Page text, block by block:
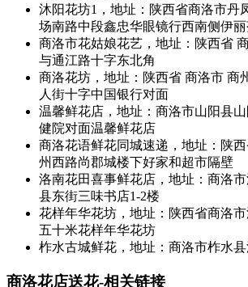
沐阳花坊1，地址：陕西省商洛市丹
场南路中段鑫忠华眼镜行西南侧伊
商洛市花姑娘花艺，地址：陕西省
与通江路十字东北角
商洛花坊，地址：陕西省 商洛市 商
人街十字中国银行对面
温馨鲜花店，地址：商洛市山阳县
健院对面温馨鲜花店
商洛花语鲜花同城速递，地址：陕
州西路尚郡城楼下好家和超市隔壁
洛南花田喜事鲜花店，地址：商洛
县东街三味书店1-2楼
花样年华花坊，地址：陕西省商洛
五十米花样年华花坊
柞水古城鲜花，地址：商洛市柞水
商洛花店送花-相关链接